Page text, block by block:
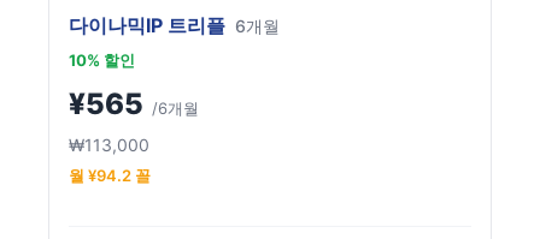
다이나믹IP 트리플 6개월
10% 할인
¥565 /6개월
₩113,000
월 ¥94.2 꼴